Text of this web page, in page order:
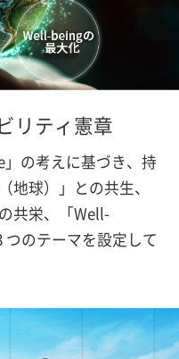
リティ憲章
」の考えに基づき、持
地球）」との共生、
共栄、「Well-
のテーマを設定して